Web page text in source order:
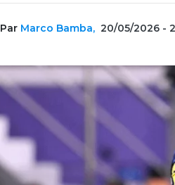
Par Marco Bamba, 20/05/2026 -